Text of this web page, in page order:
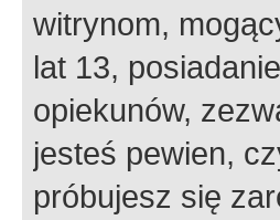
witrynom,
lat 13,
opiekunów,
jesteś pewien,
próbujesz się